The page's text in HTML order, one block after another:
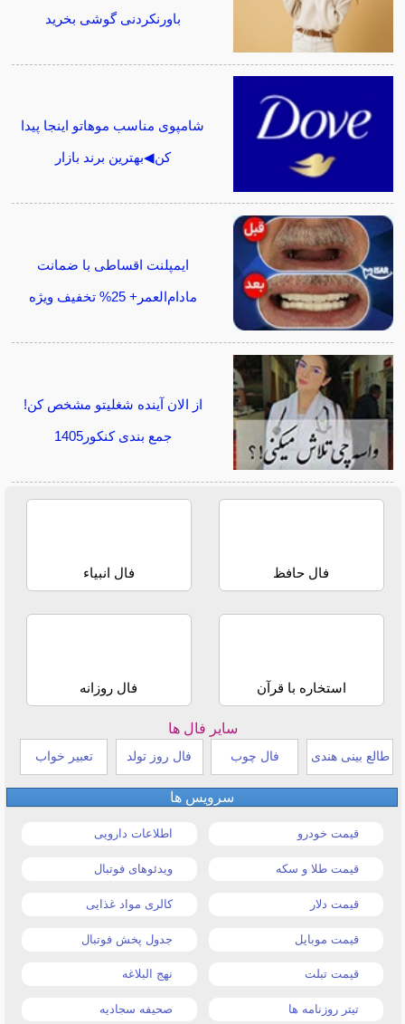
باورنکردنی گوشی بخرید
شامپوی مناسب موهاتو اینجا پیدا
کن◀بهترین برند بازار
ایمپلنت اقساطی با ضمانت
مادام‌العمر+ 25% تخفیف ویژه
از الان آینده شغلیتو مشخص کن!
جمع بندی کنکور1405
فال حافظ فال انبیاء
استخاره با قرآن فال روزانه
سایر فال ها
طالع بینی هندی فال چوب فال روز تولد تعبیر خواب
سرویس ها
قیمت خودرو اطلاعات دارویی
قیمت طلا و سکه ویدئوهای فوتبال
قیمت دلار کالری مواد غذایی
قیمت موبایل جدول پخش فوتبال
قیمت تبلت نهج البلاغه
تیتر روزنامه ها صحیفه سجادیه